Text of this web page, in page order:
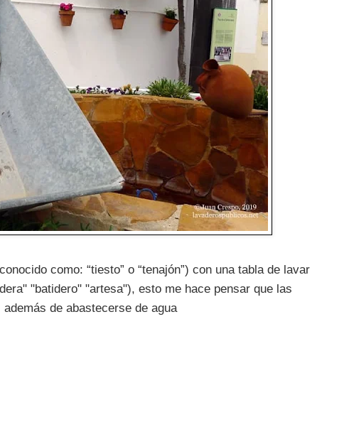
como: “tiesto” o “tenajón”) con una tabla de lavar
"batidero" "artesa"), esto me hace pensar que las
de abastecerse de agua